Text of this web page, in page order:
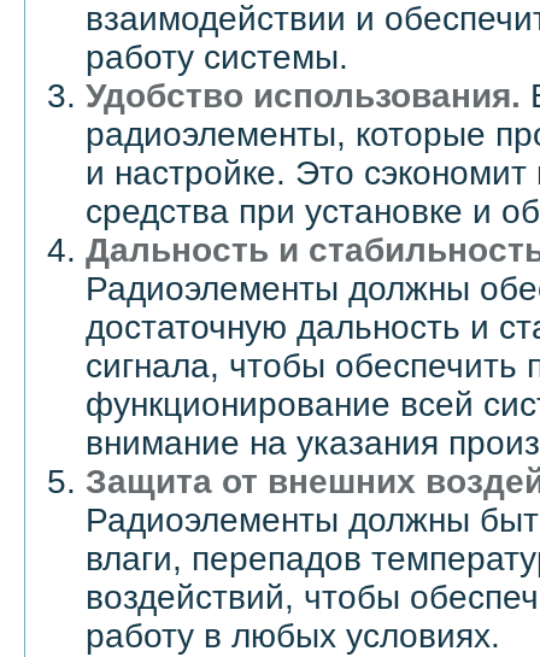
взаимодействии и
работу системы.
Удобство использования.
радиоэлементы, которые
и настройке. Это
средства при установке и
Дальность и
Радиоэлементы должны
достаточную дальность и
сигнала, чтобы обеспечить
функционирование всей
внимание на указания
Защита от внешних
Радиоэлементы должны
влаги, перепадов
воздействий, чтобы
работу в любых условиях.